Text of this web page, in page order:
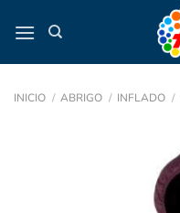
INICIO / ABRIGO / INFLADO /